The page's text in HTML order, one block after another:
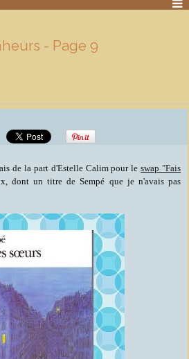
- Page 9
de la part d'Estelle Calim pour leswap "Fais
dont un titre de Sempé que je n'avais pas